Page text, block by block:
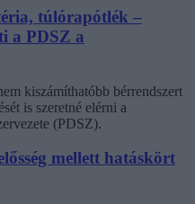
túlórapótlék –
a PDSZ a
kiszámíthatóbb bérrendszert
is szeretné elérni a
(PDSZ).
mellett hatáskört